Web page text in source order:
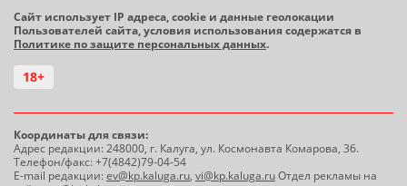
Сайт использует IP адреса, cookie и данные геолокации
Пользователей сайта, условия использования содержатся в
Политике по защите персональных данных.
18+
Координаты для связи:
Адрес редакции: 248000, г. Калуга, ул. Космонавта Комарова, 36.
Телефон/факс: +7(4842)79-04-54
E-mail редакции:ev@kp.kaluga.ru, vi@kp.kaluga.ruОтдел рекламы на